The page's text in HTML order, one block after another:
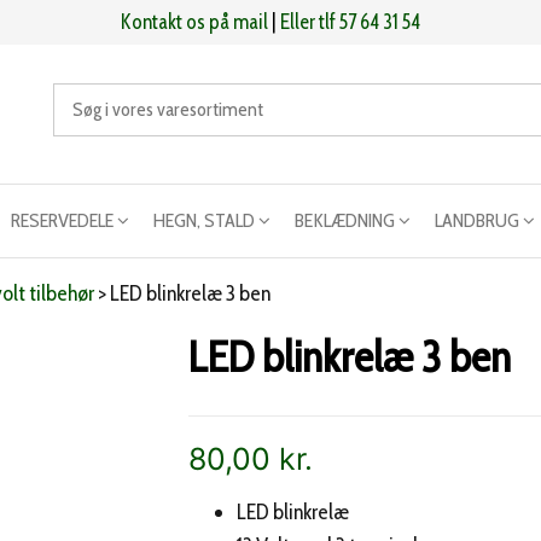
Kontakt os på mail Eller tlf 57 64 31 54
RESERVEDELE HEGN, STALD BEKLÆDNING LANDBRUG
tilbehør>LED blinkrelæ 3 ben
LED blinkrelæ 3 ben
80,00 kr.
LED blinkrelæ